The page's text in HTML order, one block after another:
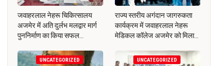
जवाहरलाल नेहरू चिकित्सालय
अजमेर में अति दुर्लभ मलद्वार मार्ग
पुननिर्माण का किया सफल…
राज्य स्तरीय अगंदान जागरुकता
कार्यक्रम में जवाहरलाल नेहरू
मेडिकल कॉलेज अजमेर को मिला…
UNCATEGORIZED UNCATEGORIZED